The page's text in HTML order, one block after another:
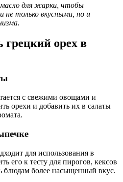
масло для жарки, чтобы
не только вкусными, но и
грецкий орех в
с свежими овощами и
орехи и добавить их в салаты
для использования в
его к тесту для пирогов, кексов
блюдам более насыщенный вкус.